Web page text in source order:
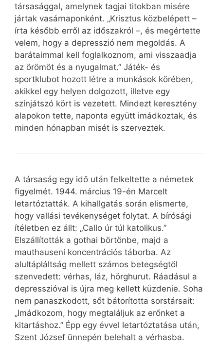
társasággal, amelynek tagjai titokban misére
jártak vasárnaponként. „Krisztus közbelépett –
írta később erről az időszakról –, és megértette
velem, hogy a depresszió nem megoldás. A
barátaimmal kell foglalkoznom, ami visszaadja
az örömöt és a nyugalmat.” Játék- és
sportklubot hozott létre a munkások körében,
akikkel egy helyen dolgozott, illetve egy
színjátszó kört is vezetett. Mindezt keresztény
alapokon tette, naponta együtt imádkoztak, és
minden hónapban misét is szerveztek.
A társaság egy idő után felkeltette a németek
figyelmét. 1944. március 19-én Marcelt
letartóztatták. A kihallgatás során elismerte,
hogy vallási tevékenységet folytat. A bírósági
ítéletben ez állt: „Callo úr túl katolikus.”
Elszállították a gothai börtönbe, majd a
mauthauseni koncentrációs táborba. Az
alultápláltság mellett számos betegségtől
szenvedett: vérhas, láz, hörghurut. Ráadásul a
depresszióval is újra meg kellett küzdenie. Soha
nem panaszkodott, sőt bátorította sorstársait:
„Imádkozom, hogy megtaláljuk az erőnket a
kitartáshoz.” Épp egy évvel letartóztatása után,
Szent József ünnepén belehalt a vérhasba.